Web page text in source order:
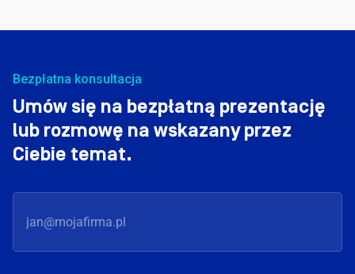
Bezpłatna konsultacja
Umów się na bezpłatną prezentację
lub rozmowę na wskazany przez
Ciebie temat.